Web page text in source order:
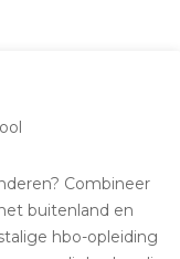
Com­bi­neer
bui­ten­land en
hbo-op­lei­ding